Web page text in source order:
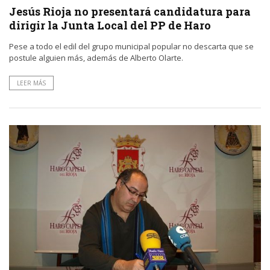
Jesús Rioja no presentará candidatura para
dirigir la Junta Local del PP de Haro
Pese a todo el edil del grupo municipal popular no descarta que se
postule alguien más, además de Alberto Olarte.
LEER MÁS